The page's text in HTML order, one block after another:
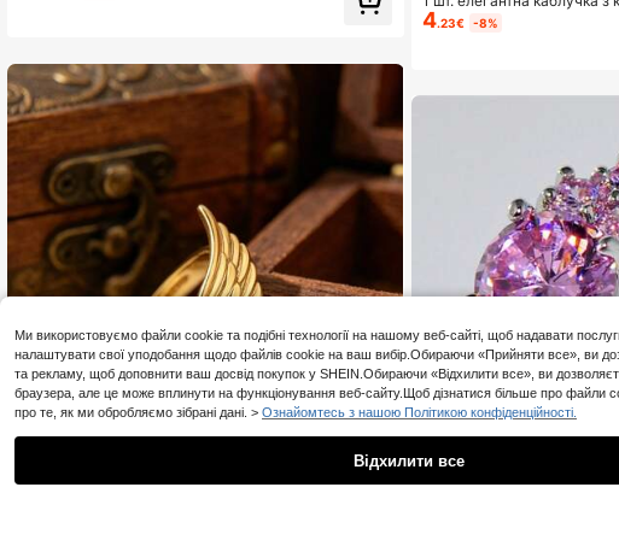
5.1K Підписники
4.87
жінок, для весілля,
ень святого Валентина
4.23€ -8%
Ми використовуємо файли cookie та подібні технології на нашому веб-сайті, щоб надавати
налаштувати свої уподобання щодо файлів cookie на ваш вибір.Обираючи «Прийняти все», ви
та рекламу, щоб доповнити ваш досвід покупок у SHEIN.Обираючи «Відхилити все», ви
браузера, але це може вплинути на функціонування веб-сайту.Щоб дізнатися більше про
про те, як ми обробляємо зібрані дані. > Ознайомтесь з нашою Політикою конфіденційності.
Відхилити все